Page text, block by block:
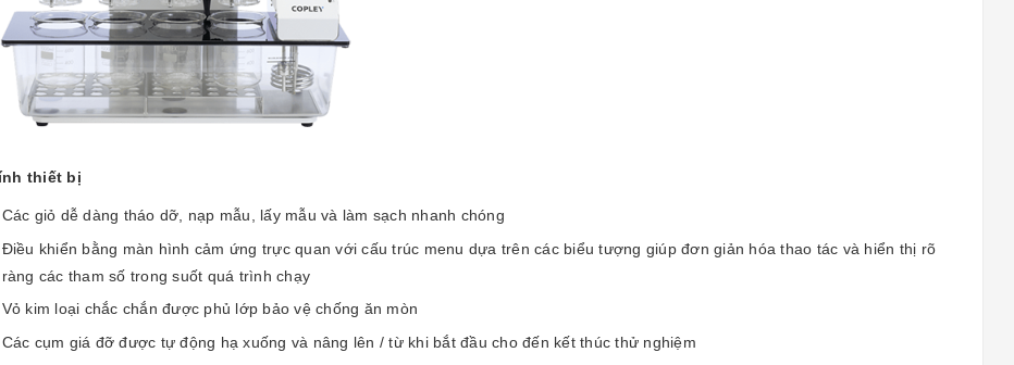
thiết bị
Các giỏ dễ dàng tháo dỡ, nạp mẫu, lấy mẫu và làm sạch nhanh chóng
Điều khiển bằng màn hình cảm ứng trực quan với cấu trúc menu dựa trên các biểu tượng giúp đơn giản hóa thao tác và hiển thị rõ
ràng các tham số trong suốt quá trình chạy
Vỏ kim loại chắc chắn được phủ lớp bảo vệ chống ăn mòn
Các cụm giá đỡ được tự động hạ xuống và nâng lên / từ khi bắt đầu cho đến kết thúc thử nghiệm